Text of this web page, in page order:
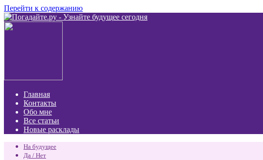
Перейти к содержанию
Главная
Контакты
Обо мне
Все статьи
Новые расклады
На будущее
Да / Нет